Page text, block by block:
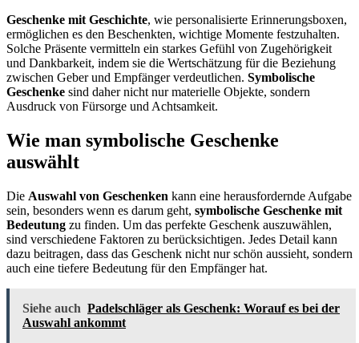
Geschenke mit Geschichte, wie personalisierte Erinnerungsboxen,
ermöglichen es den Beschenkten, wichtige Momente festzuhalten.
Solche Präsente vermitteln ein starkes Gefühl von Zugehörigkeit
und Dankbarkeit, indem sie die Wertschätzung für die Beziehung
zwischen Geber und Empfänger verdeutlichen. Symbolische
Geschenke sind daher nicht nur materielle Objekte, sondern
Ausdruck von Fürsorge und Achtsamkeit.
Wie man symbolische Geschenke
auswählt
Die Auswahl von Geschenken kann eine herausfordernde Aufgabe
sein, besonders wenn es darum geht, symbolische Geschenke mit
Bedeutung zu finden. Um das perfekte Geschenk auszuwählen,
sind verschiedene Faktoren zu berücksichtigen. Jedes Detail kann
dazu beitragen, dass das Geschenk nicht nur schön aussieht, sondern
auch eine tiefere Bedeutung für den Empfänger hat.
Siehe auch Padelschläger als Geschenk: Worauf es bei der
Auswahl ankommt